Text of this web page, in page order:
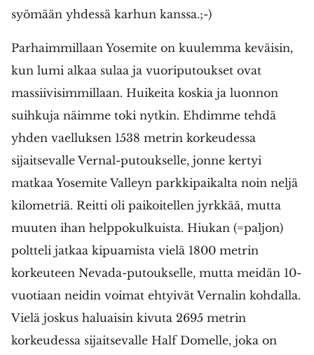
syömään yhdessä karhun kanssa.;-)
Parhaimmillaan Yosemite on kuulemma keväisin,
kun lumi alkaa sulaa ja vuoriputoukset ovat
massiivisimmillaan. Huikeita koskia ja luonnon
suihkuja näimme toki nytkin. Ehdimme tehdä
yhden vaelluksen 1538 metrin korkeudessa
sijaitsevalle Vernal-putoukselle, jonne kertyi
matkaa Yosemite Valleyn parkkipaikalta noin neljä
kilometriä. Reitti oli paikoitellen jyrkkää, mutta
muuten ihan helppokulkuista. Hiukan (=paljon)
poltteli jatkaa kipuamista vielä 1800 metrin
korkeuteen Nevada-putoukselle, mutta meidän 10-
vuotiaan neidin voimat ehtyivät Vernalin kohdalla.
Vielä joskus haluaisin kivuta 2695 metrin
korkeudessa sijaitsevalle Half Domelle, joka on